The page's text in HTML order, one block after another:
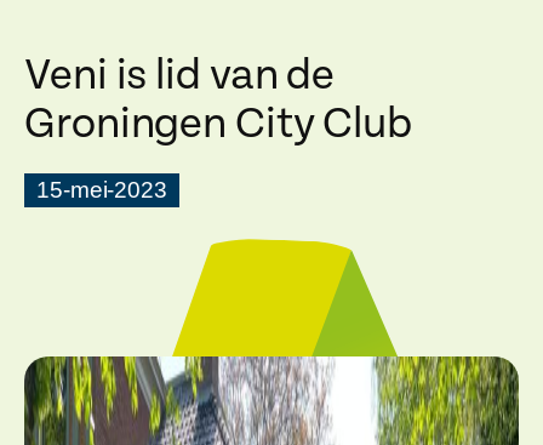
Veni is lid van de
Groningen City Club
15-mei-2023